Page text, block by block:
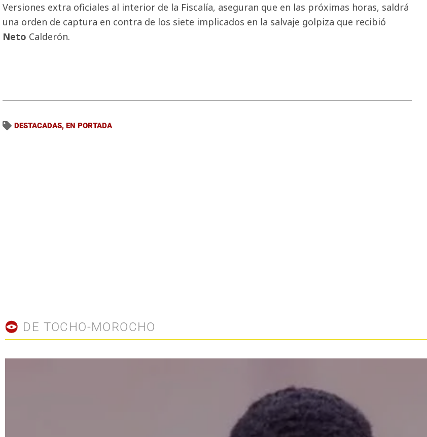
Versiones extra oficiales al interior de la Fiscalía, aseguran que en las próximas horas, saldrá
una orden de captura en contra de los siete implicados en la salvaje golpiza que recibió
Neto Calderón.
DESTACADAS, EN PORTADA
DE TOCHO-MOROCHO